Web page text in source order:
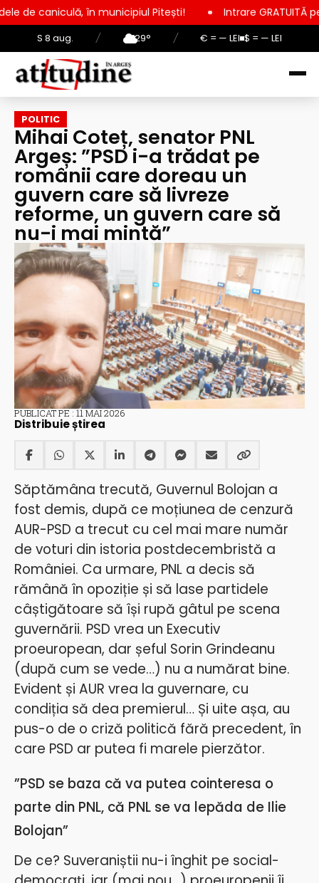
S 8 aug. / 29° / € = — LEI $ = — LEI
municipiul Pitești! Intrare GRATUITĂ pentru copii, elevi
POLITIC
Mihai Coteț, senator PNL
Argeș: ”PSD i-a trădat pe
românii care doreau un
guvern care să livreze
reforme, un guvern care să
nu-i mai mintă”
PUBLICAT PE : 11 MAI 2026
Distribuie știrea
Săptămâna trecută, Guvernul Bolojan a
fost demis, după ce moțiunea de cenzură
AUR-PSD a trecut cu cel mai mare număr
de voturi din istoria postdecembristă a
României. Ca urmare, PNL a decis să
rămână în opoziție și să lase partidele
câștigătoare să își rupă gâtul pe scena
guvernării. PSD vrea un Executiv
proeuropean, dar șeful Sorin Grindeanu
(după cum se vede…) nu a numărat bine.
Evident și AUR vrea la guvernare, cu
condiția să dea premierul… Și uite așa, au
pus-o de o criză politică fără precedent, în
care PSD ar putea fi marele pierzător.
”PSD se baza că va putea cointeresa o
parte din PNL, că PNL se va lepăda de Ilie
Bolojan”
De ce? Suveraniștii nu-i înghit pe social-